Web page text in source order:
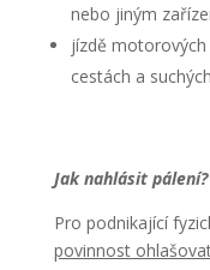
nebo jiným
jízdě motorových
cestách a
Jak nahlásit pálení?
Pro podnikající
povinnost